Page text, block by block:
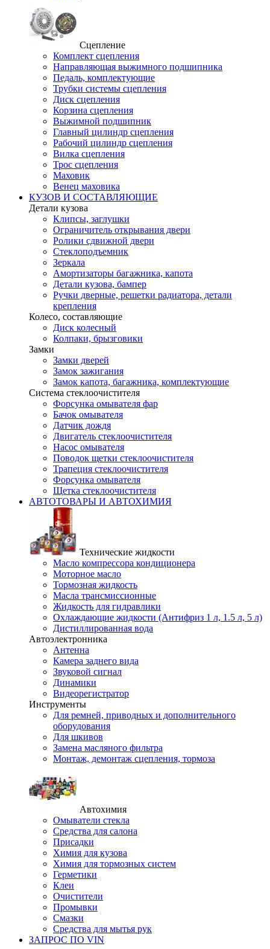
Сцепление
Комплект сцепления
Направляющая выжимного подшипника
Педаль, комплектующие
Трубки системы сцепления
Диск сцепления
Корзина сцепления
Выжимной подшипник
Главный цилиндр сцепления
Рабочий цилиндр сцепления
Вилка сцепления
Трос сцепления
Маховик
Венец маховика
КУЗОВ И СОСТАВЛЯЮЩИЕ
Детали кузова
Клипсы, заглушки
Ограничитель открывания двери
Ролики сдвижной двери
Стеклоподъемник
Зеркала
Амортизаторы багажника, капота
Детали кузова, бампер
Ручки дверные, решетки радиатора, детали
крепления
Колесо, составляющие
Диск колесный
Колпаки, брызговики
Замки
Замки дверей
Замок зажигания
Замок капота, багажника, комплектующие
Система стеклоочистителя
Форсунка омывателя фар
Бачок омывателя
Датчик дождя
Двигатель стеклоочистителя
Насос омывателя
Поводок щетки стеклоочистителя
Трапеция стеклоочистителя
Форсунка омывателя
Щетка стеклоочистителя
АВТОТОВАРЫ И АВТОХИМИЯ
Технические жидкости
Масло компрессора кондиционера
Моторное масло
Тормозная жидкость
Масла трансмиссионные
Жидкость для гидравлики
Охлаждающие жидкости (Антифриз 1 л, 1.5 л, 5 л)
Дистиллированная вода
Автоэлектронника
Антенна
Камера заднего вида
Звуковой сигнал
Динамики
Видеорегистратор
Инструменты
Для ремней, приводных и дополнительного
оборудования
Для шкивов
Замена масляного фильтра
Монтаж, демонтаж сцепления, тормоза
Автохимия
Омыватели стекла
Средства для салона
Присадки
Химия для кузова
Химия для тормозных систем
Герметики
Клеи
Очистители
Промывки
Смазки
Средства для мытья рук
ЗАПРОС ПО VIN